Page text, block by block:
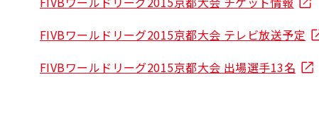
FIVBワールドリーグ2015京都大会 テレビ放送予定
FIVBワールドリーグ2015京都大会 出場選手13名